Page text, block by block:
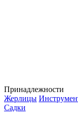
Принадлежности
Жерлицы
Садки